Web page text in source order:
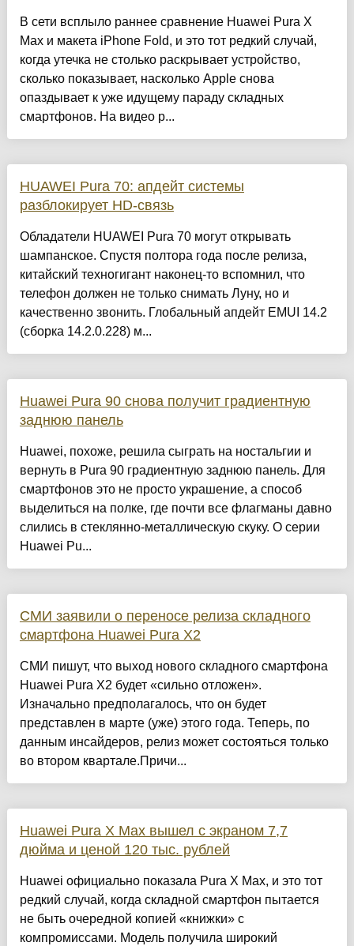
В сети всплыло раннее сравнение Huawei Pura X
Max и макета iPhone Fold, и это тот редкий случай,
когда утечка не столько раскрывает устройство,
сколько показывает, насколько Apple снова
опаздывает к уже идущему параду складных
смартфонов. На видео р...
HUAWEI Pura 70: апдейт системы
разблокирует HD-связь
Обладатели HUAWEI Pura 70 могут открывать
шампанское. Спустя полтора года после релиза,
китайский техногигант наконец-то вспомнил, что
телефон должен не только снимать Луну, но и
качественно звонить. Глобальный апдейт EMUI 14.2
(сборка 14.2.0.228) м...
Huawei Pura 90 снова получит градиентную
заднюю панель
Huawei, похоже, решила сыграть на ностальгии и
вернуть в Pura 90 градиентную заднюю панель. Для
смартфонов это не просто украшение, а способ
выделиться на полке, где почти все флагманы давно
слились в стеклянно-металлическую скуку. О серии
Huawei Pu...
СМИ заявили о переносе релиза складного
смартфона Huawei Pura X2
СМИ пишут, что выход нового складного смартфона
Huawei Pura X2 будет «сильно отложен».
Изначально предполагалось, что он будет
представлен в марте (уже) этого года. Теперь, по
данным инсайдеров, релиз может состояться только
во втором квартале.Причи...
Huawei Pura X Max вышел с экраном 7,7
дюйма и ценой 120 тыс. рублей
Huawei официально показала Pura X Max, и это тот
редкий случай, когда складной смартфон пытается
не быть очередной копией «книжки» с
компромиссами. Модель получила широкий